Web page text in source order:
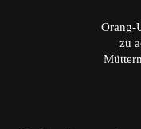
Orang-
zu